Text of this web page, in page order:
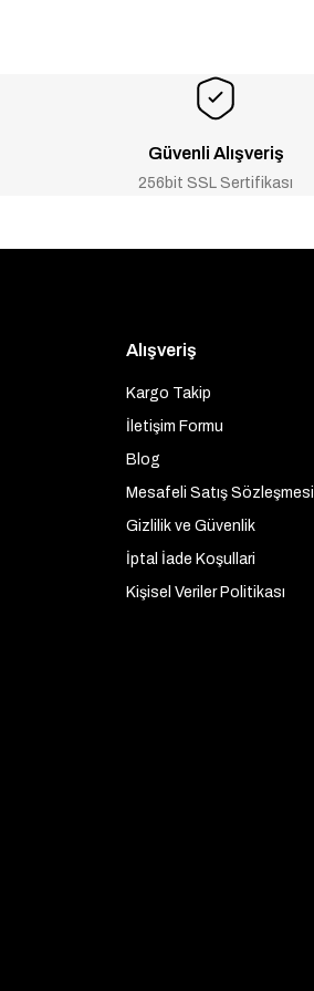
Güvenli Alışveriş
256bit SSL Sertifikası
Alışveriş
Kargo Takip
İletişim Formu
Blog
Mesafeli Satış Sözleşmesi
Gizlilik ve Güvenlik
İptal İade Koşullari
Kişisel Veriler Politikası